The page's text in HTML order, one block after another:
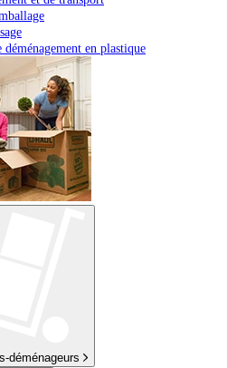
en plastique
déménageurs